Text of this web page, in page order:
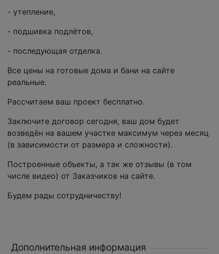
- утепление,
- подшивка подлётов,
- последующая отделка.
Все цены на готовые дома и бани на сайте
реальные.
Рассчитаем ваш проект бесплатно.
Заключите договор сегодня, ваш дом будет
возведён на вашем участке максимум через месяц
(в зависимости от размера и сложности).
Построенные объекты, а так же отзывы (в том
числе видео) от Заказчиков на сайте.
Будем рады сотрудничеству!
Дополнительная информация